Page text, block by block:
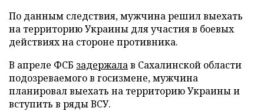
По данным следствия, мужчина решил выехать
на территорию Украины для участия в боевых
действиях на стороне противника.
В апреле ФСБ задержалав Сахалинской области
подозреваемого в госизмене, мужчина
планировал выехать на территорию Украины и
вступить в ряды ВСУ.